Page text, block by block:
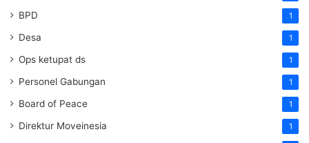
BPD 1
Desa 1
Ops ketupat ds 1
Personel Gabungan 1
Board of Peace 1
Direktur Moveinesia 1